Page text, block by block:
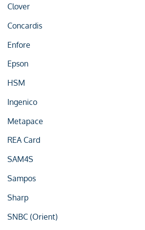
Clover
Concardis
Enfore
Epson
HSM
Ingenico
Metapace
REA Card
SAM4S
Sampos
Sharp
SNBC (Orient)